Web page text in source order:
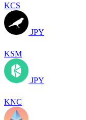
KCS
JPY
KSM
JPY
KNC